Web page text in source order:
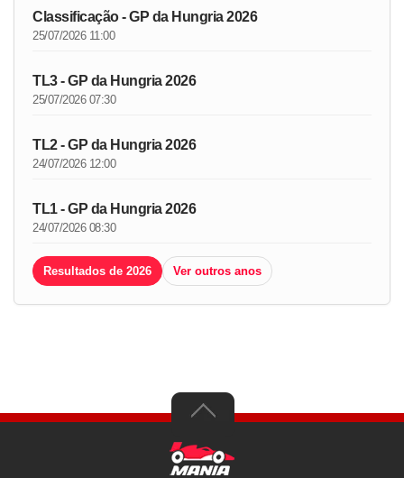
Classificação - GP da Hungria 2026
25/07/2026 11:00
TL3 - GP da Hungria 2026
25/07/2026 07:30
TL2 - GP da Hungria 2026
24/07/2026 12:00
TL1 - GP da Hungria 2026
24/07/2026 08:30
Resultados de 2026 Ver outros anos